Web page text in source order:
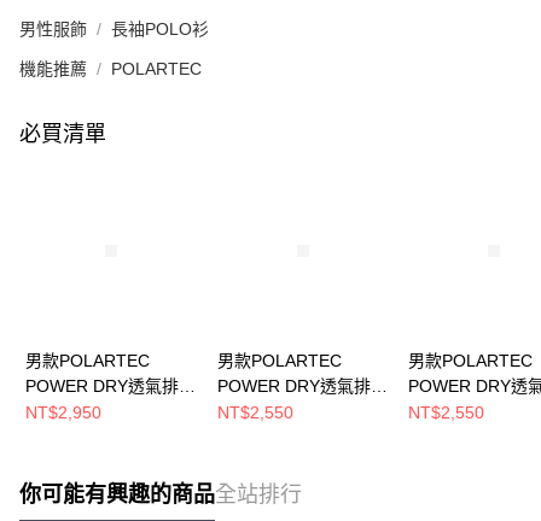
男性服飾 長袖POLO衫
機能推薦 POLARTEC
必買清單
男款POLARTEC
POWER DRY透氣排汗
長袖POLO衫
NT$2,950
男款POLARTEC
POWER DRY透氣排汗
短袖POLO衫
NT$2,550
男款POLARTEC
POWER DRY透
短袖POLO衫
NT$2,550
你可能有興趣的商品全站排行